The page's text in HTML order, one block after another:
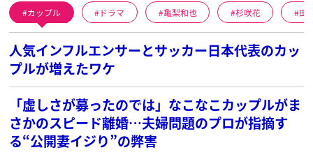
カップル ドラマ 亀梨和也 杉咲花 田
人気インフルエンサーとサッカー日本代表のカッ
プルが増えたワケ
「虚しさが募ったのでは」なこなこカップルがま
さかのスピード離婚…夫婦問題のプロが指摘す
る“公開妻イジり”の弊害